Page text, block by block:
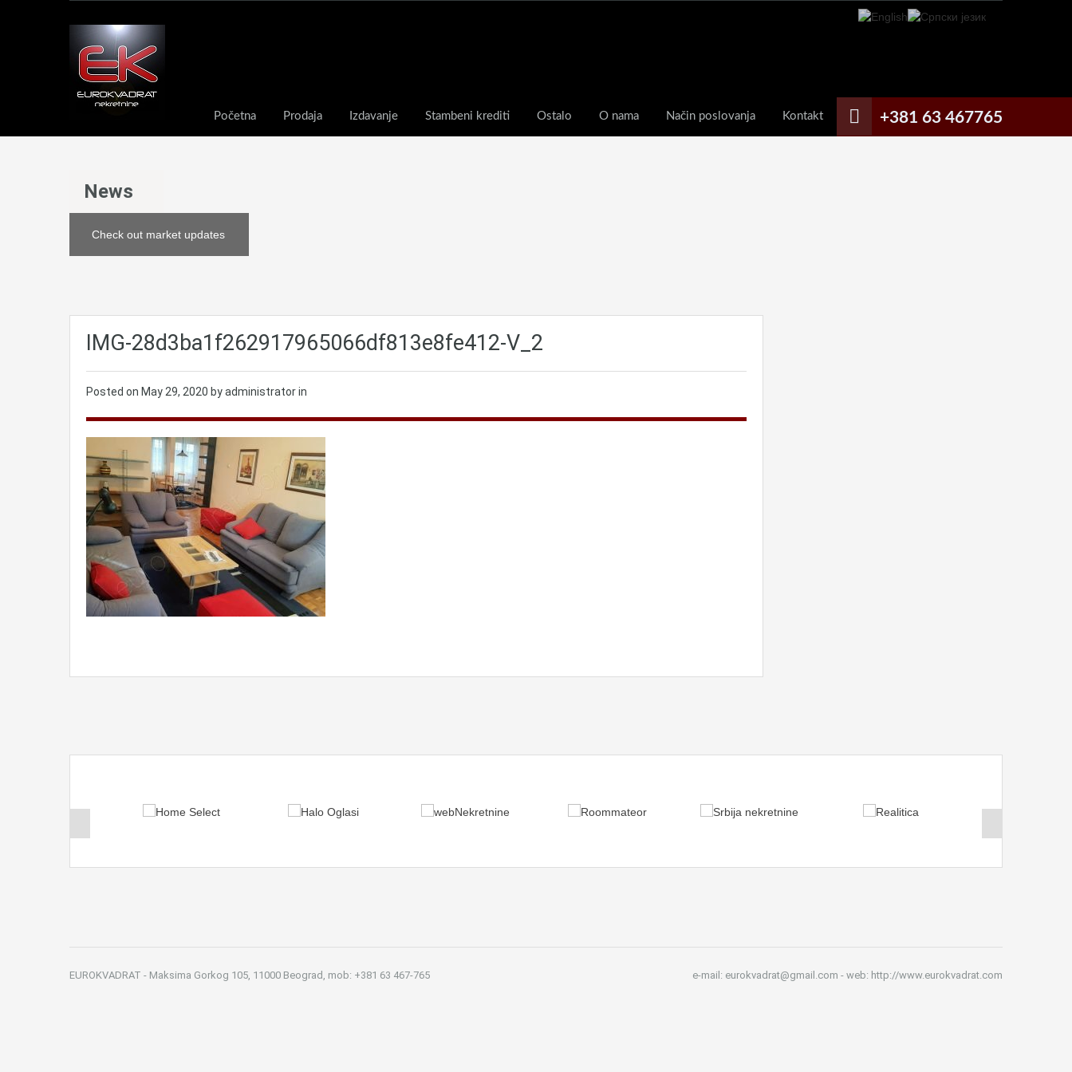
+381 63 467765
Početna Prodaja Izdavanje Stambeni krediti Ostalo O nama Način poslovanja Kontakt
News
Check out market updates
IMG-28d3ba1f262917965066df813e8fe412-V_2
Posted on May 29, 2020 by administrator in
EUROKVADRAT - Maksima Gorkog 105, 11000 Beograd, mob: +381 63 467-765 e-mail: eurokvadrat@gmail.com - web: http://www.eurokvadrat.com